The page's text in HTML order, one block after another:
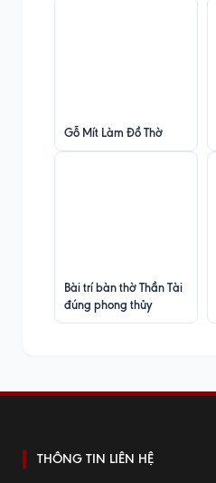
Gỗ Mít Làm Đồ Thờ
Bài trí bàn thờ Thần Tài
đúng phong thủy
THÔNG TIN LIÊN HỆ